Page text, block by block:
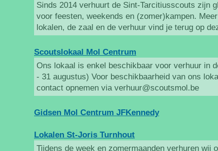
Sinds 2014 verhuurt de Sint-Tarcitiusscouts zijn
voor feesten, weekends en (zomer)kampen.
lokalen, de zaal en de verhuur vind je terug op
Scoutslokaal Mol Centrum
Ons lokaal is enkel beschikbaar voor verhuur in
- 31 augustus) Voor beschikbaarheid van ons
contact opnemen via verhuur@scoutsmol.be
Gidsen Mol Centrum JFKennedy
Lokalen St-Joris Turnhout
Tijdens de week en zomermaanden verhuren wij